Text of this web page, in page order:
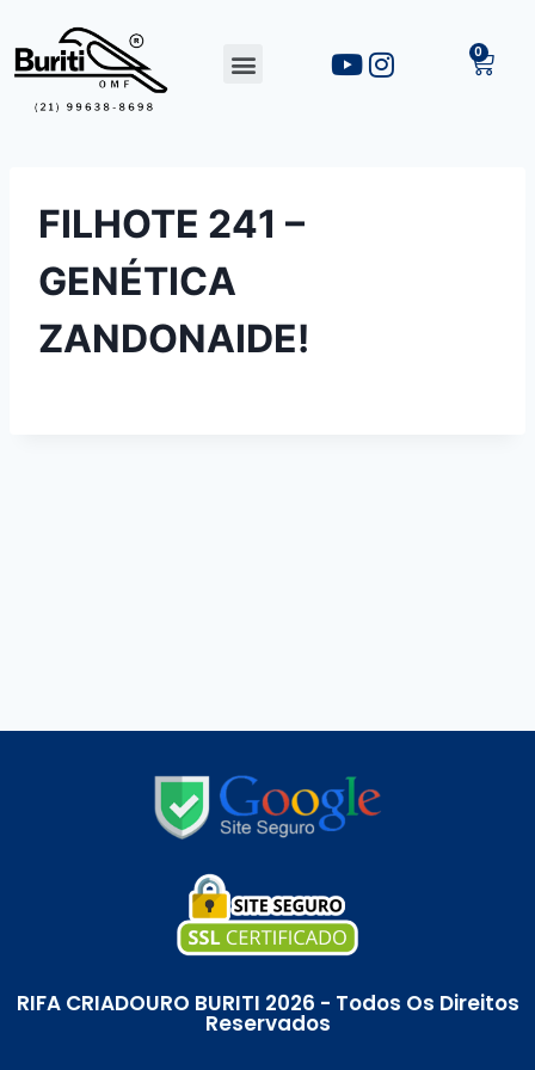
FILHOTE 241 –
GENÉTICA
ZANDONAIDE!
RIFA CRIADOURO BURITI 2026 - Todos Os Direitos
Reservados